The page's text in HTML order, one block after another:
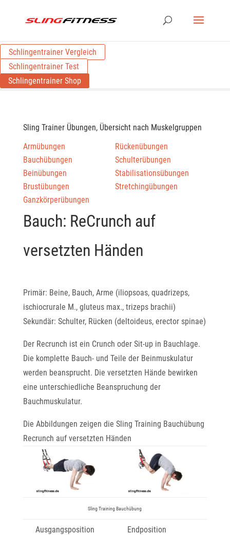
Schlingentrainer Vergleich
Schlingentrainer Test
Schlingentrainer Shop
Sling Trainer Übungen, Übersicht nach Muskelgruppen
Armübungen
Bauchübungen
Beinübungen
Brustübungen
Ganzkörperübungen
Rückenübungen
Schulterübungen
Stabilisationsübungen
Stretchingübungen
Bauch: ReCrunch auf
versetzten Händen
Primär: Beine, Bauch, Arme (iliopsoas, quadrizeps,
ischiocrurale M., gluteus max., trizeps brachii)
Sekundär: Schulter, Rücken (deltoideus, erector spinae)
Der Recrunch ist ein Crunch oder Sit-up in Bauchlage.
Die komplette Bauch- und Teile der Beinmuskulatur
werden beansprucht. Die versetzten Hände bewirken
eine unterschiedliche Beanspruchung der
Bauchmuskulatur.
Die Abbildungen zeigen die Sling Training Bauchübung
Recrunch auf versetzten Händen
Sling Training Bauchübung
Ausgangsposition Endposition